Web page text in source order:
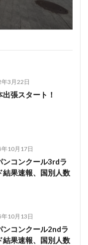
3月22日
出張スタート！
10月17日
ンコンクール3rdラ
結果速報、国別人数
10月13日
ンコンクール2ndラ
結果速報、国別人数